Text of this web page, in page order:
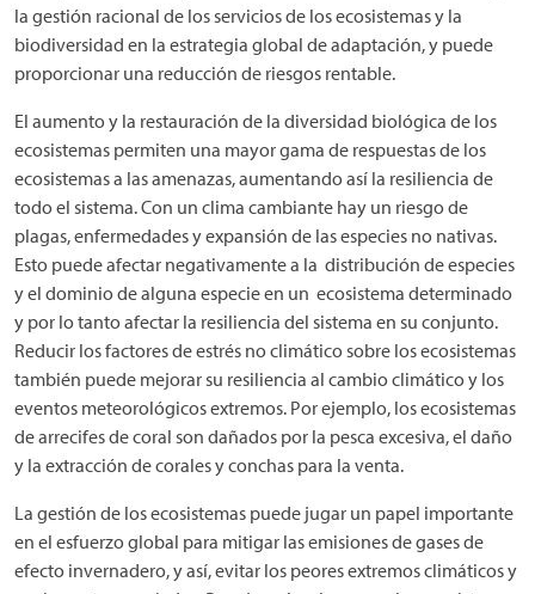
la gestión racional de los servicios de los ecosistemas y la
biodiversidad en la estrategia global de adaptación, y puede
proporcionar una reducción de riesgos rentable.
El aumento y la restauración de la diversidad biológica de los
ecosistemas permiten una mayor gama de respuestas de los
ecosistemas a las amenazas, aumentando así la resiliencia de
todo el sistema. Con un clima cambiante hay un riesgo de
plagas, enfermedades y expansión de las especies no nativas.
Esto puede afectar negativamente a la distribución de especies
y el dominio de alguna especie en un ecosistema determinado
y por lo tanto afectar la resiliencia del sistema en su conjunto.
Reducir los factores de estrés no climático sobre los ecosistemas
también puede mejorar su resiliencia al cambio climático y los
eventos meteorológicos extremos. Por ejemplo, los ecosistemas
de arrecifes de coral son dañados por la pesca excesiva, el daño
y la extracción de corales y conchas para la venta.
La gestión de los ecosistemas puede jugar un papel importante
en el esfuerzo global para mitigar las emisiones de gases de
efecto invernadero, y así, evitar los peores extremos climáticos y